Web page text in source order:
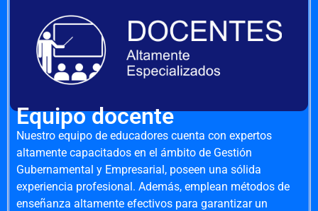
Equipo docente
Nuestro equipo de educadores cuenta con expertos
altamente capacitados en el ámbito de Gestión
Gubernamental y Empresarial, poseen una sólida
experiencia profesional. Además, emplean métodos de
enseñanza altamente efectivos para garantizar un